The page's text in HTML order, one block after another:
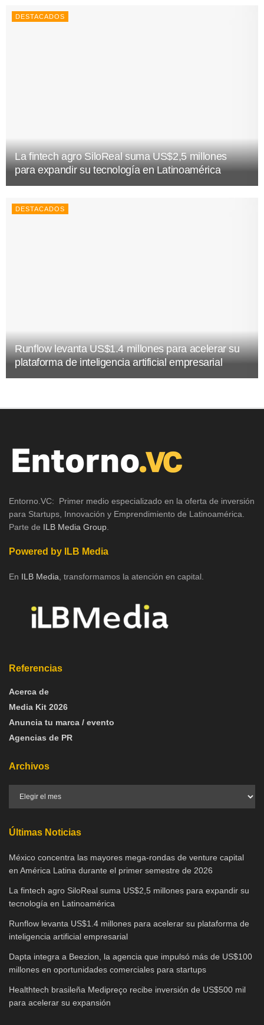
DESTACADOS
La fintech agro SiloReal suma US$2,5 millones
para expandir su tecnología en Latinoamérica
DESTACADOS
Runflow levanta US$1.4 millones para acelerar su
plataforma de inteligencia artificial empresarial
Entorno.VC: Primer medio especializado en la oferta de inversión
para Startups, Innovación y Emprendimiento de Latinoamérica.
Parte de ILB Media Group
Powered by ILB Media
En ILB Media , transformamos la atención en capital.
Referencias
Acerca de
Media Kit 2026
Anuncia tu marca / evento
Agencias de PR
Archivos
Últimas Noticias
México concentra las mayores mega-rondas de venture capital
en América Latina durante el primer semestre de 2026
La fintech agro SiloReal suma US$2,5 millones para expandir su
tecnología en Latinoamérica
Runflow levanta US$1.4 millones para acelerar su plataforma de
inteligencia artificial empresarial
Dapta integra a Beezion, la agencia que impulsó más de US$100
millones en oportunidades comerciales para startups
Healthtech brasileña Medipreço recibe inversión de US$500 mil
para acelerar su expansión